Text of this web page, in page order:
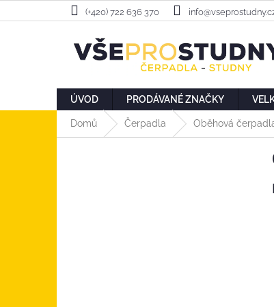
na
(+420) 722 636 370
ÚVOD PRODÁVANÉ ZNAČKY
Domů Čerpadla Oběhová